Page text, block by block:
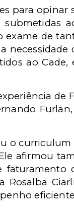
para
de
ao
de
o
afirmou